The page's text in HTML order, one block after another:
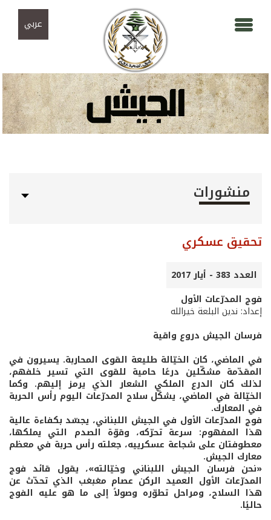
عربي
منشورات
تحقيق عسكري
العدد 383 - أيار 2017
فوج المدرّعات الأول
إعداد: ندين البلعة خيرالله
فرسان الجيش دروع واقية
في الماضي، كان الخيّالة طليعة القوى المحاربة. يسيرون في
المقدّمة مشكّلين درعًا حامية للقوى التي تسير خلفهم،
لذلك كان الدرع الملكي الشعار الذي يرمز إليهم. وكما
الخيّالة في الماضي، يشكّل سلاح المدرّعات اليوم رأس الحربة
في المعارك.
فوج المدرّعات الأول في الجيش اللبناني، يجسّد بكفاءة عالية
هذا المفهوم: سرعة تحرّكه، وقوّة الصدم التي يملكها،
معطوفتان على شجاعة عسكرييه، جعلته رأس حربة في معظم
معارك الجيش.
«نحن فرسان الجيش اللبناني وخيّالته»، يقول قائد فوج
المدرّعات الأول العميد الركن عصام مغبغب الذي تحدّث عن
هذا السلاح، ومراحل تطوّره وصولاً إلى ما هو عليه الفوج
حاليًا.